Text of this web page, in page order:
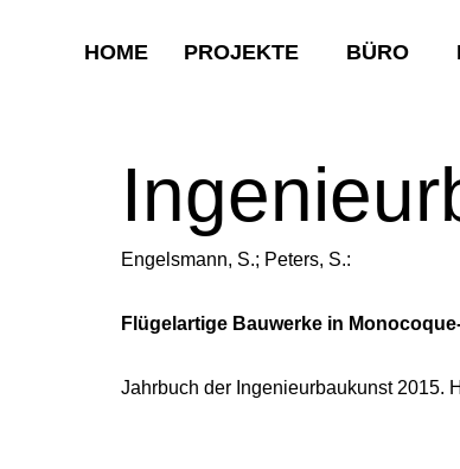
HOME PROJEKTE BÜRO
Engelsmann, S.; Peters, S.:
Flügelartige Bauwerke in
Jahrbuch der Ingenieurbaukunst 2015.